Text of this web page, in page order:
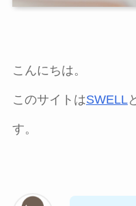
こんにちは。
このサイトはSWELL
す。